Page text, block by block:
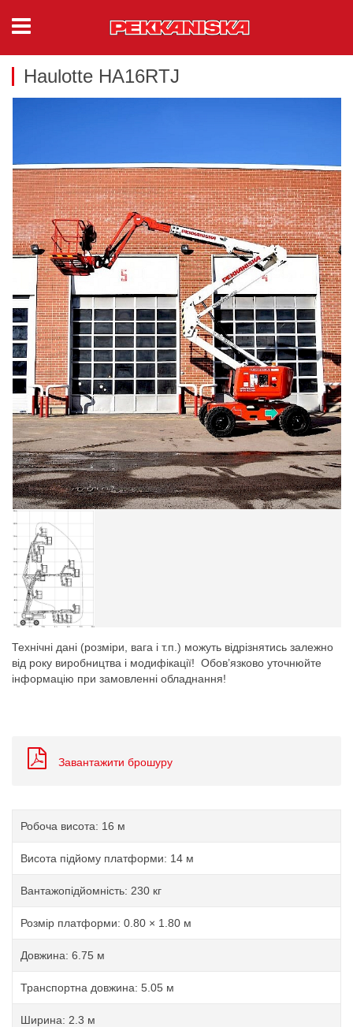
Haulotte HA16RTJ
Технічні дані (розміри, вага і т.п.) можуть відрізнятись залежно
від року виробництва і модифікації! Обов’язково уточнюйте
інформацію при замовленні обладнання!
Завантажити брошуру
Робоча висота: 16 м
Висота підйому платформи: 14 м
Вантажопідйомність: 230 кг
Розмір платформи: 0.80 × 1.80 м
Довжина: 6.75 м
Транспортна довжина: 5.05 м
Ширина: 2.3 м